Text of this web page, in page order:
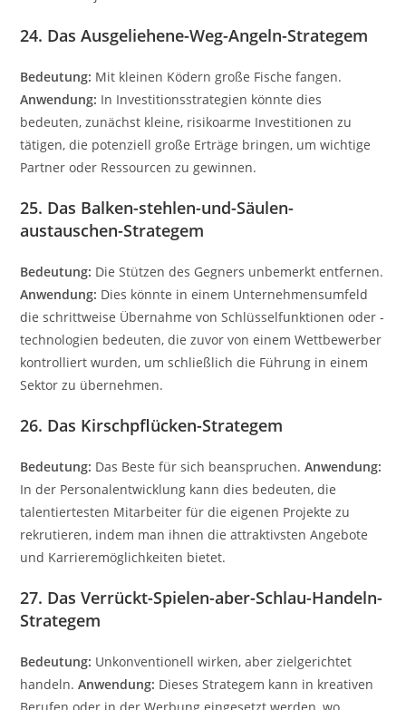
24. Das Ausgeliehene-Weg-Angeln-Strategem
Bedeutung: Mit kleinen Ködern große Fische fangen.
Anwendung: In Investitionsstrategien könnte dies
bedeuten, zunächst kleine, risikoarme Investitionen zu
tätigen, die potenziell große Erträge bringen, um wichtige
Partner oder Ressourcen zu gewinnen.
25. Das Balken-stehlen-und-Säulen-
austauschen-Strategem
Bedeutung: Die Stützen des Gegners unbemerkt entfernen.
Anwendung: Dies könnte in einem Unternehmensumfeld
die schrittweise Übernahme von Schlüsselfunktionen oder -
technologien bedeuten, die zuvor von einem Wettbewerber
kontrolliert wurden, um schließlich die Führung in einem
Sektor zu übernehmen.
26. Das Kirschpflücken-Strategem
Bedeutung: Das Beste für sich beanspruchen.Anwendung:
In der Personalentwicklung kann dies bedeuten, die
talentiertesten Mitarbeiter für die eigenen Projekte zu
rekrutieren, indem man ihnen die attraktivsten Angebote
und Karrieremöglichkeiten bietet.
27. Das Verrückt-Spielen-aber-Schlau-Handeln-
Strategem
Bedeutung: Unkonventionell wirken, aber zielgerichtet
handeln.Anwendung: Dieses Strategem kann in kreativen